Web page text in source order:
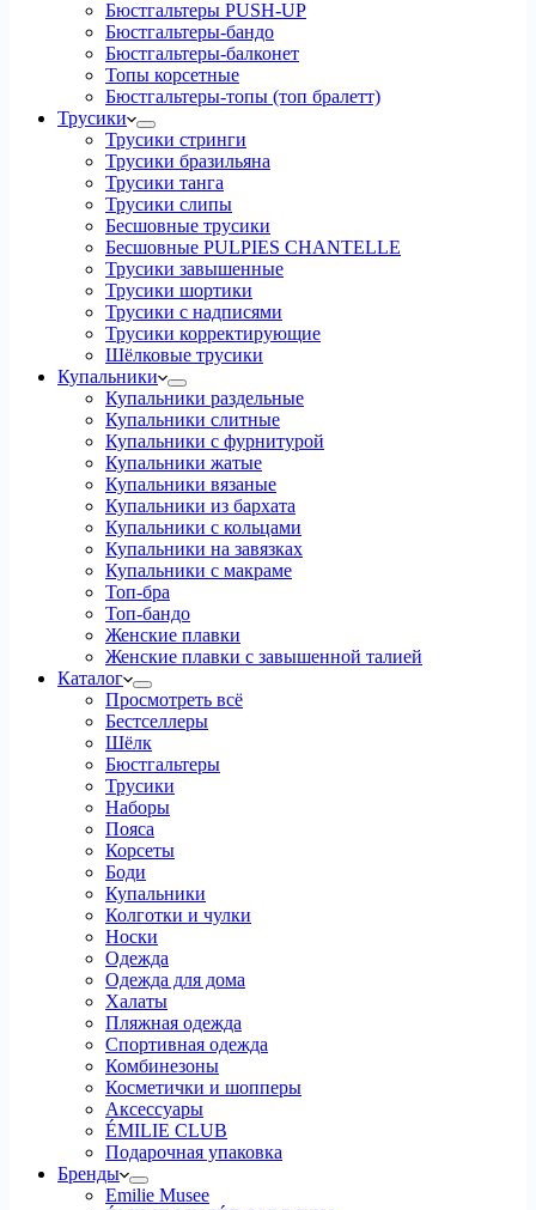
Бюстгальтеры PUSH-UP
Бюстгальтеры-бандо
Бюстгальтеры-балконет
Топы корсетные
Бюстгальтеры-топы (топ бралетт)
Трусики
Трусики стринги
Трусики бразильяна
Трусики танга
Трусики слипы
Бесшовные трусики
Бесшовные PULPIES CHANTELLE
Трусики завышенные
Трусики шортики
Трусики с надписями
Трусики корректирующие
Шёлковые трусики
Купальники
Купальники раздельные
Купальники слитные
Купальники с фурнитурой
Купальники жатые
Купальники вязаные
Купальники из бархата
Купальники с кольцами
Купальники на завязках
Купальники с макраме
Топ-бра
Топ-бандо
Женские плавки
Женские плавки с завышенной талией
Каталог
Просмотреть всё
Бестселлеры
Шёлк
Бюстгальтеры
Трусики
Наборы
Пояса
Корсеты
Боди
Купальники
Колготки и чулки
Носки
Одежда
Одежда для дома
Халаты
Пляжная одежда
Спортивная одежда
Комбинезоны
Косметички и шопперы
Аксессуары
ÉMILIE CLUB
Подарочная упаковка
Бренды
Emilie Musee